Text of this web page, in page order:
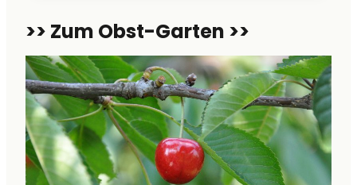
H
(
P
O
R
R
E
E
)
–
>> Zum Obst-Garten >>